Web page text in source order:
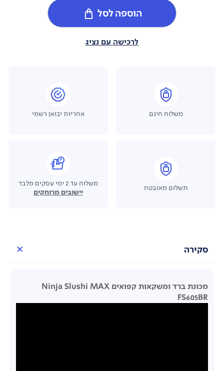
הוספה לסל
לרכישה עם נציג
משלוח חינם אחריות יבואן רשמי
תשלום מאובטח
משלוח עד 2 ימי עסקים מלבד
יישובים מרוחקים
סקירה
מכונת ברד ומשקאות קפואים Ninja Slushi MAX
FS605BR